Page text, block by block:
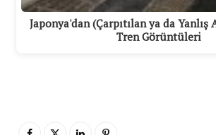
Japonya'dan (Çarpıtılan ya da Yanlış
Tren Görüntüleri